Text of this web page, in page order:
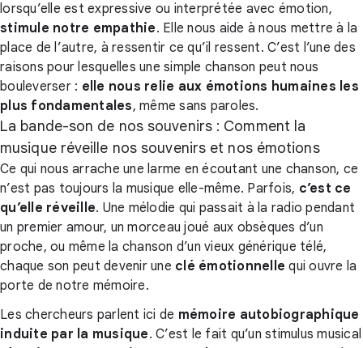
lorsqu’elle est expressive ou interprétée avec émotion,
stimule notre empathie. Elle nous aide à nous mettre à la
place de l’autre, à ressentir ce qu’il ressent. C’est l’une des
raisons pour lesquelles une simple chanson peut nous
bouleverser : elle nous relie aux émotions humaines les
plus fondamentales, même sans paroles.
La bande-son de nos souvenirs : Comment la
musique réveille nos souvenirs et nos émotions
Ce qui nous arrache une larme en écoutant une chanson, ce
n’est pas toujours la musique elle-même. Parfois, c’est ce
qu’elle réveille. Une mélodie qui passait à la radio pendant
un premier amour, un morceau joué aux obsèques d’un
proche, ou même la chanson d’un vieux générique télé,
chaque son peut devenir une clé émotionnellequi ouvre la
porte de notre mémoire.
Les chercheurs parlent ici de mémoire autobiographique
induite par la musique. C’est le fait qu’un stimulus musical